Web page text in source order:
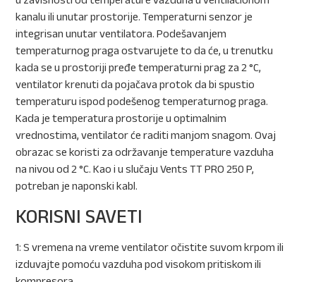
kanalu ili unutar prostorije. Temperaturni senzor je
integrisan unutar ventilatora. Podešavanjem
temperaturnog praga ostvarujete to da će, u trenutku
kada se u prostoriji pređe temperaturni prag za 2°C,
ventilator krenuti da pojačava protok da bi spustio
temperaturu ispod podešenog temperaturnog praga.
Kada je temperatura prostorije u optimalnim
vrednostima, ventilator će raditi manjom snagom. Ovaj
obrazac se koristi za održavanje temperature vazduha
na nivou od 2°C. Kao i u slučaju Vents TT PRO 250 P,
potreban je naponski kabl.
KORISNI SAVETI
1: S vremena na vreme ventilator očistite suvom krpom ili
izduvajte pomoću vazduha pod visokom pritiskom ili